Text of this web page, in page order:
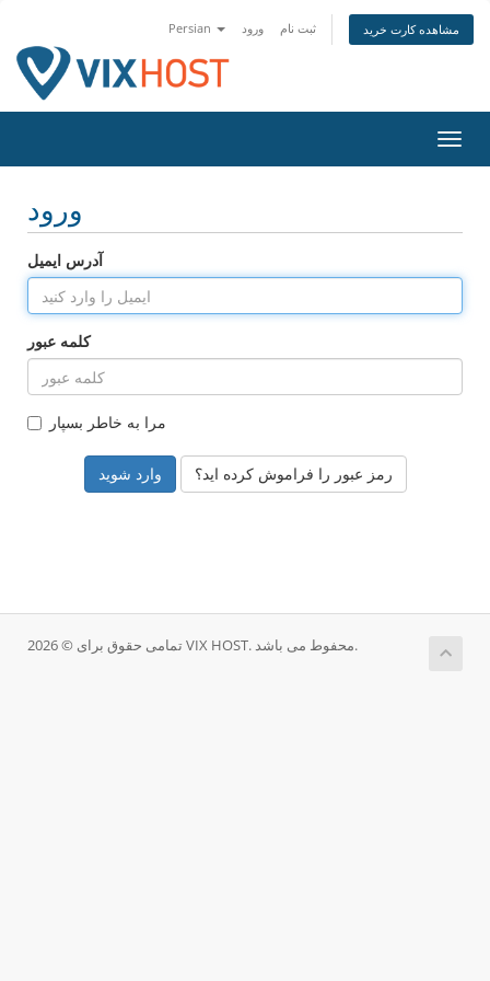
Persian ورود ثبت نام مشاهده کارت خرید
تغییر
ورود
آدرس ایمیل
کلمه عبور
مرا به خاطر بسپار
رمز عبور را فراموش کرده اید؟
تمامی حقوق برای © 2026 VIX HOST. محفوط می باشد.